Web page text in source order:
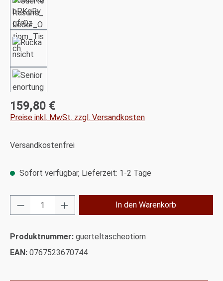
Regulärer Preis:
159,80 €
Preise inkl. MwSt. zzgl. Versandkosten
Versandkostenfrei
Sofort verfügbar, Lieferzeit: 1-2 Tage
Produkt Anzahl: Gib den gewünschten
In den Warenkorb
Produktnummer: guerteltascheotiom
EAN: 0767523670744